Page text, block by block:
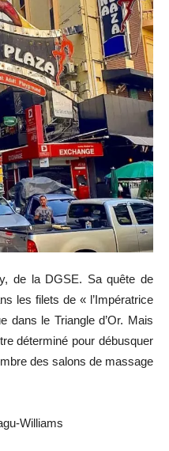
de la DGSE. Sa quête de
les filets de « l’Impératrice
dans le Triangle d’Or. Mais
déterminé pour débusquer
des salons de massage
Williams